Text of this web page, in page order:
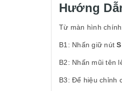
Hướng
Từ màn hình
B1: Nhấn giữ nútS
B2: Nhấn mũi tên
B3: Để hiệu chỉnh